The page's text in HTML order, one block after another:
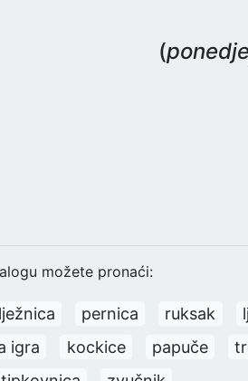
(
možete pronaći:
pernica ruksak
igra
kockice papuče